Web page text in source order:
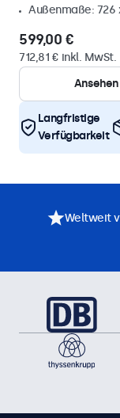
Außenmaße: 726
599,00 €
712,81 € inkl. MwSt.
Ansehen
Langfristige
Verfügbarkeit
Weltweit